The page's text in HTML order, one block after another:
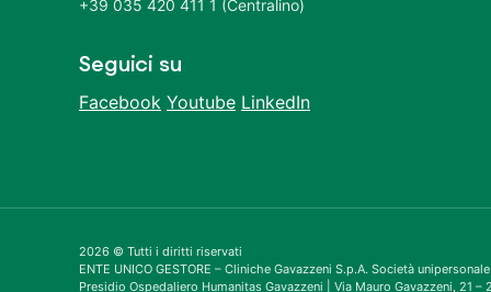
+39 035 420 411 1 (Centralino)
Seguici su
Facebook Youtube LinkedIn
2026 © Tutti i diritti riservati
ENTE UNICO GESTORE – Cliniche Gavazzeni S.p.A. Società unipersonale
Presidio Ospedaliero Humanitas Gavazzeni | Via Mauro Gavazzeni, 21 –